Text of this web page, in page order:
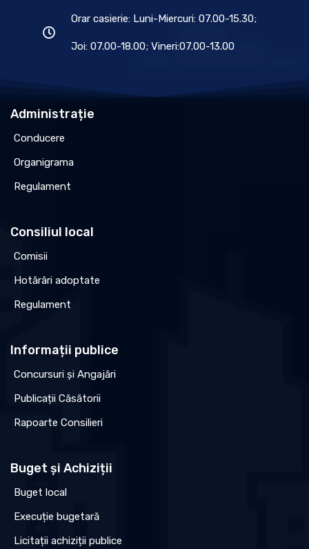
Orar casierie: Luni-Miercuri: 07.00-15.30;
Joi: 07.00-18.00; Vineri:07.00-13.00
Administrație
Conducere
Organigrama
Regulament
Consiliul local
Comisii
Hotărâri adoptate
Regulament
Informații publice
Concursuri și Angajări
Publicații Căsătorii
Rapoarte Consilieri
Buget și Achiziții
Buget local
Execuție bugetară
Licitații achiziții publice